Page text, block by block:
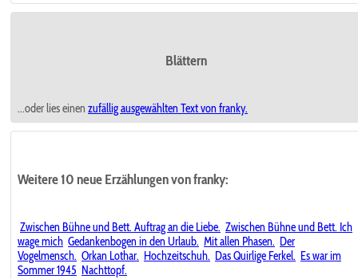
Blättern
...oder lies einen zufällig ausgewählten Text von franky.
Weitere 10 neue Erzählungen von franky:
Zwischen Bühne und Bett. Auftrag an die Liebe. Zwischen Bühne und Bett. Ich
wage mich Gedankenbogen in den Urlaub. Mit allen Phasen. Der
Vogelmensch. Orkan Lothar. Hochzeitschuh. Das Quirlige Ferkel. Es war im
Sommer 1945 Nachttopf.